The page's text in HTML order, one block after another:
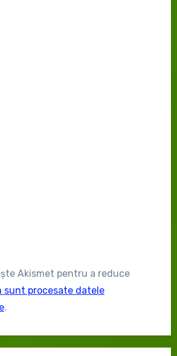
Akismet pentru a reduce
sunt procesate datele
.